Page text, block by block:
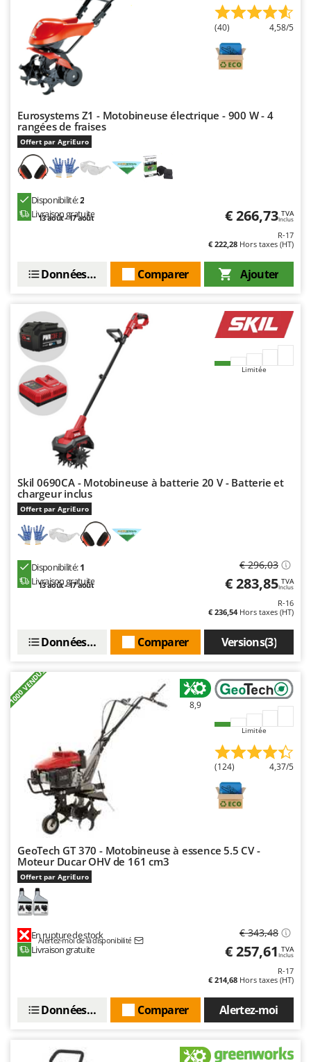
(40) 4,58/5
Eurosystems Z1 - Motobineuse électrique - 900 W - 4
rangées de fraises
Offert par AgriEuro
Disponibilité:2
Livraison gratuite
13 août - 17 août € 266,73 TVA
Inclus
R-17
€ 222,28 Hors taxes (HT)
Ajouter
Comparer
Données techniques
Limitée
Skil 0690CA - Motobineuse à batterie 20 V - Batterie et
chargeur inclus
Offert par AgriEuro
Disponibilité:1
Livraison gratuite
13 août - 17 août
€ 296,03
€ 283,85 TVA
Inclus
R-16
€ 236,54Hors taxes (HT)
Versions(3)
Comparer
Données techniques
+1000 VENDUS 8,9
Limitée
(124) 4,37/5
GeoTech GT 370 - Motobineuse à essence 5.5 CV -
Moteur Ducar OHV de 161 cm3
Offert par AgriEuro
En rupture de stock
Alertez-moi de la disponibilité
Livraison gratuite
€ 343,48
€ 257,61 TVA
Inclus
R-17
€ 214,68 Hors taxes (HT)
Alertez-moi
Comparer
Données techniques